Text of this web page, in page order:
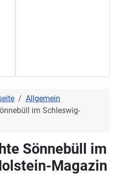
Allgemein
im Schleswig-
Sönnebüll im
Magazin